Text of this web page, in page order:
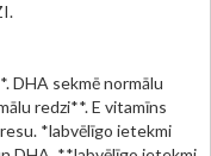
DHA sekmē normālu
redzi**. E vitamīns
*labvēlīgo ietekmi